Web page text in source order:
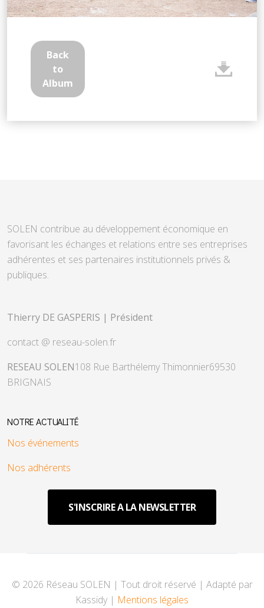
Back
to
Album
SOLEN contribue au développement économique en
favorisant les échanges et relations entre ses entreprises
adhérentes et ses partenaires institutionnels privés &
publiques.
Thierry DE GASPERIS | Président
contact @ reseau-solen.fr
RESEAU SOLEN108 Rue Barthélemy Thimonnier69530
BRIGNAIS
NOTRE ACTUALITÉ
Nos événements
Nos adhérents
S'INSCRIRE A LA NEWSLETTER
© 2026 Réseau SOLEN | Tout droit réservé | Adapté par
Kassidy | Mentions légales